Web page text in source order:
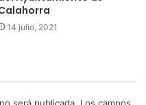
14 julio, 2021